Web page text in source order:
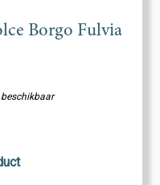
Borgo Fulvia